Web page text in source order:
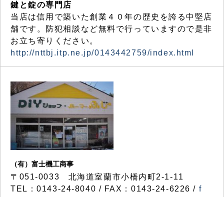
鍵と錠の専門店
当店は信用で築いた創業４０年の歴史を誇る中堅店
舗です。防犯相談など無料で行っていますので是非
お立ち寄りください。
http://nttbj.itp.ne.jp/0143442759/index.html
（有）富士機工商事
〒051-0033 北海道室蘭市小橋内町2-1-11
TEL：0143-24-8040 / FAX：0143-24-6226 / f